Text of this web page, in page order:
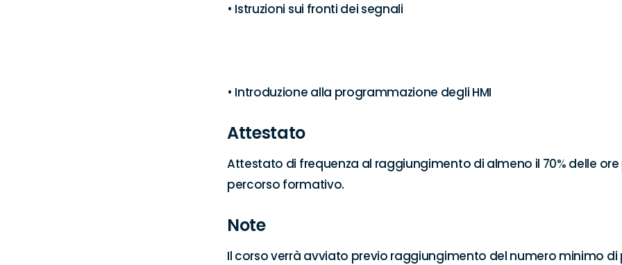
• Istruzioni sui fronti dei segnali
• Introduzione alla programmazione degli HMI
Attestato
Attestato di frequenza al raggiungimento di almeno il 70% delle
percorso formativo.
Note
Il corso verrà avviato previo raggiungimento del numero minimo